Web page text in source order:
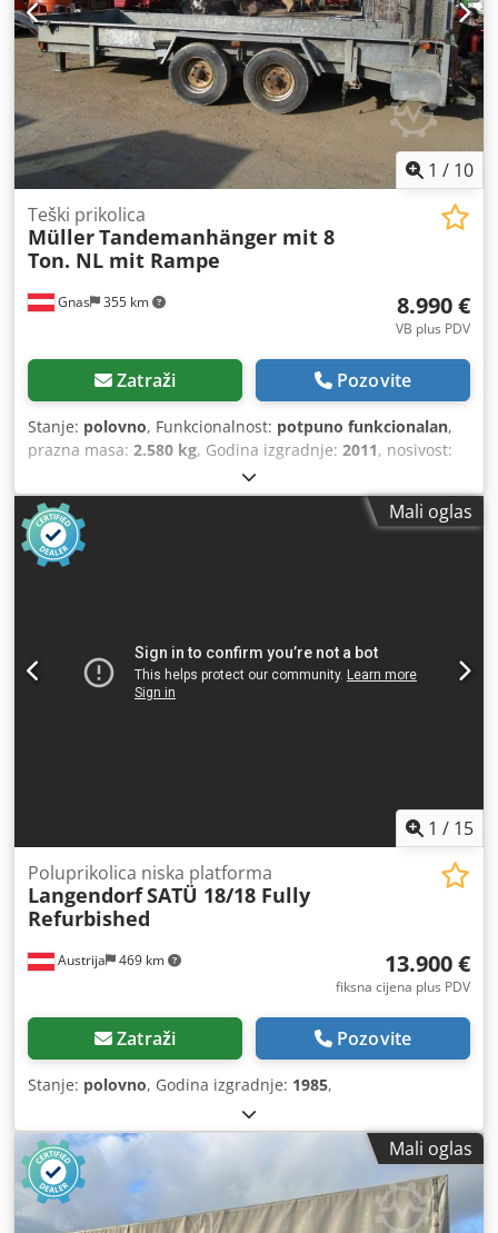
1 / 10
Gnas 355 km
Teški prikolica
MüllerTandemanhänger mit 8
Ton. NL mit Rampe
8.990 €
VB plus PDV
Zatraži Pozovite
Stanje: polovno, Funkcionalnost: potpuno funkcionalan,
prazna masa: 2.580 kg, Godina izgradnje: 2011, nosivost:
Mali oglas
1 / 15
Austrija 469 km
Poluprikolica niska platforma
LangendorfSATÜ 18/18 Fully
Refurbished
13.900 €
fiksna cijena plus PDV
Zatraži Pozovite
Stanje: polovno, Godina izgradnje: 1985,
Mali oglas